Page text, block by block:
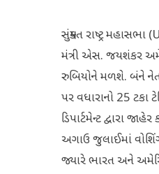
સંયુક્ત રાષ્ટ્ર
મંત્રી એસ. જયશંકર
રુબિયોને મળશે. બંને
પર વધારાનો 25 ટકા
ડિપાર્ટમેન્ટ દ્વારા
અગાઉ જુલાઈમાં
જ્યારે ભારત અને